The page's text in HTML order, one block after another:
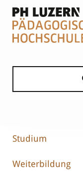
Studium
Weiterbildung